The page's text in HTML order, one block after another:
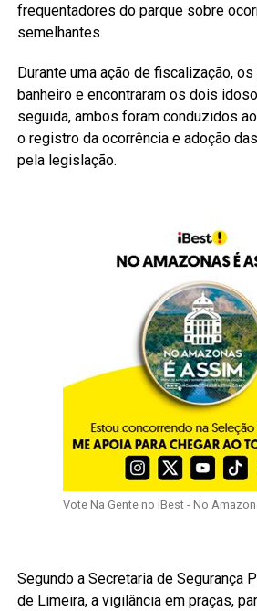
frequentadores do parque sobre
semelhantes.
Durante uma ação de fiscalização,
banheiro e encontraram os dois
seguida, ambos foram conduzidos
o registro da ocorrência e adoção
pela legislação.
Vote Na Gente no iBest - No
Segundo a Secretaria de Segurança
de Limeira, a vigilância em praças,